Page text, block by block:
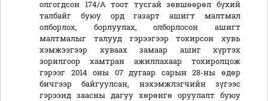
олгогдсон 174/А тоот тусгай зөвшөөрөл бүхий
талбайг буюу орд газарт ашигт малтмал
олборлох, борлуулах, олборлосон ашигт
малтмалыг талууд гэрээгээр тохирсон хувь
хэмжээгээр хуваах замаар ашиг хүртэх
зорилгоор хамтран ажиллахаар тохиролцож
гэрээг 2014 оны 07 дугаар сарын 28-ны өдөр
бичгээр байгуулсан, нэхэмжлэгчийн зүгээс
гэрээнд заасны дагуу хөрөнгө оруулалт буюу